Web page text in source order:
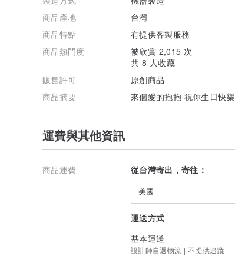
商品產地
台灣
商品特點
有提供客製服務
商品熱門度
被欣賞 2,015 次
共 8 人收藏
販售許可
原創商品
商品摘要
來個愛的抱抱 祝你生日快樂
運費與其他資訊
商品運費 從台灣寄出，寄往：
美國
運送方式
基本運送
設計師自選物流 | 不提供追蹤